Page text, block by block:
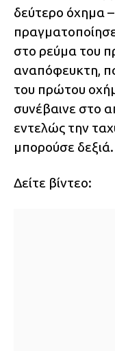
δεύτερο όχημα
στο ρεύμα του
αναπόφευκτη,
του πρώτου
συνέβαινε στο
εντελώς την
μπορούσε δεξιά.
Δείτε βίντεο: